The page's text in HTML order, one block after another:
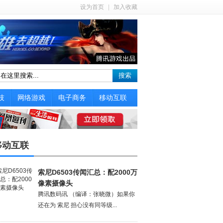
设为首页 加入收藏
搜索
网络游戏 电子商务 移动互联
动互联
索尼D6503传闻汇总：配2000万
像素摄像头
腾讯数码讯 （编译：张晓微）如果你
还在为 索尼 担心没有同等级...